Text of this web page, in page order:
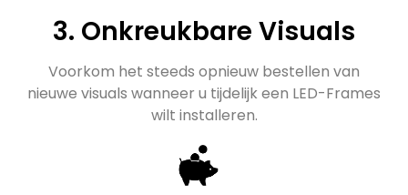
3. Onkreukbare Visuals
Voorkom het steeds opnieuw bestellen van
nieuwe visuals wanneer u tijdelijk een LED-Frames
wilt installeren.